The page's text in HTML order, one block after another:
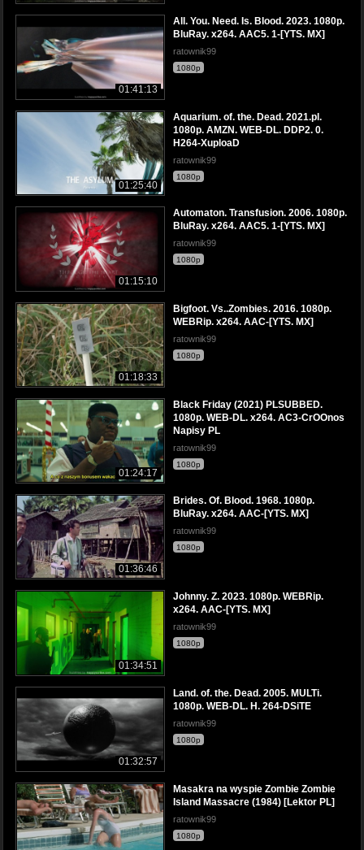
01:41:13
All. You. Need. Is. Blood. 2023. 1080p.
BluRay. x264. AAC5. 1-[YTS. MX]
ratownik99
1080p
01:25:40
Aquarium. of. the. Dead. 2021.pl.
1080p. AMZN. WEB-DL. DDP2. 0.
H264-XuploaD
ratownik99
1080p
01:15:10
Automaton. Transfusion. 2006. 1080p.
BluRay. x264. AAC5. 1-[YTS. MX]
ratownik99
1080p
01:18:33
Bigfoot. Vs..Zombies. 2016. 1080p.
WEBRip. x264. AAC-[YTS. MX]
ratownik99
1080p
01:24:17
Black Friday (2021) PLSUBBED.
1080p. WEB-DL. x264. AC3-CrOOnos
Napisy PL
ratownik99
1080p
01:36:46
Brides. Of. Blood. 1968. 1080p.
BluRay. x264. AAC-[YTS. MX]
ratownik99
1080p
01:34:51
Johnny. Z. 2023. 1080p. WEBRip.
x264. AAC-[YTS. MX]
ratownik99
1080p
01:32:57
Land. of. the. Dead. 2005. MULTi.
1080p. WEB-DL. H. 264-DSiTE
ratownik99
1080p
Masakra na wyspie Zombie Zombie
Island Massacre (1984) [Lektor PL]
ratownik99
1080p